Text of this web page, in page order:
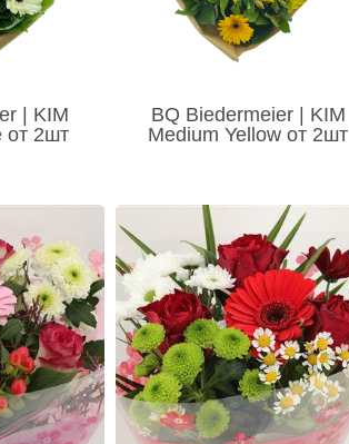
| KIM
от 2шт
BQ Biedermeier | KIM
Medium Yellow от 2шт